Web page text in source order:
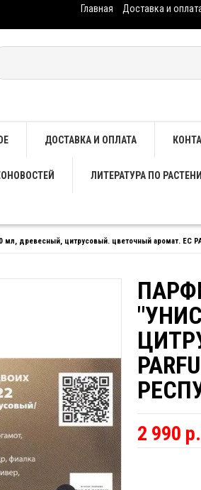
Главная Доставка и
ДОСТАВКА И ОПЛАТА
ЛИТЕРАТУРА ПО
древесный, цитрусовый. цветочный аромат. EC
2 990 р.